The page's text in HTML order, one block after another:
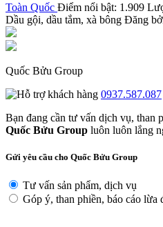
Toàn Quốc Điểm nổi bật: 1.909
Dầu gội, dầu tắm, xà bông Đăng
Quốc Bửu Group
0937.587.087
Bạn đang cần tư vấn dịch vụ, than
Quốc Bửu Group luôn luôn lắng
Gửi yêu cầu cho Quốc Bửu Group
Tư vấn sản phẩm, dịch vụ
Góp ý, than phiền, báo cáo lừa